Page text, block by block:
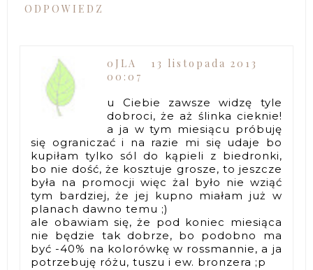
ODPOWIEDZ
0JLA
13 listopada 2013
00:07
u Ciebie zawsze widzę tyle
dobroci, że aż ślinka cieknie!
a ja w tym miesiącu próbuję
się ograniczać i na razie mi się udaje bo
kupiłam tylko sól do kąpieli z biedronki,
bo nie dość, że kosztuje grosze, to jeszcze
była na promocji więc żal było nie wziąć
tym bardziej, że jej kupno miałam już w
planach dawno temu ;)
ale obawiam się, że pod koniec miesiąca
nie będzie tak dobrze, bo podobno ma
być -40% na kolorówkę w rossmannie, a ja
potrzebuję różu, tuszu i ew. bronzera ;p